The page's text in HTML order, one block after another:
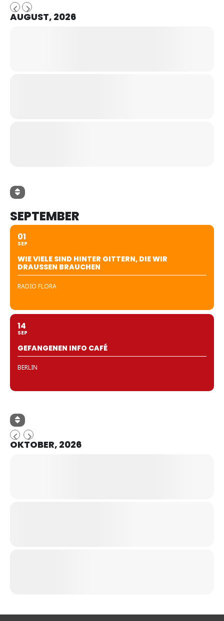
AUGUST, 2026
SEPTEMBER
01
SEP
WIE VIELE SIND HINTER GITTERN, DIE WIR
DRAUSSEN BRAUCHEN
RADIO FLORA
14
SEP
GEFANGENEN INFO CAFÉ
BERLIN
OKTOBER, 2026